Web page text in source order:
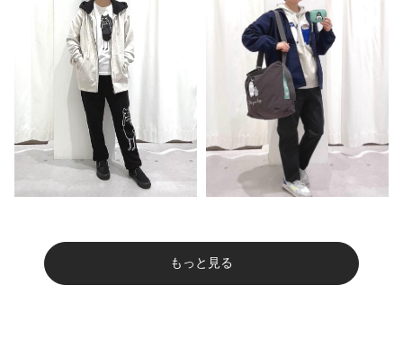
もっと見る